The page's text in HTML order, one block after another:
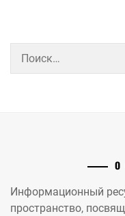
О
Информационный
пространство,